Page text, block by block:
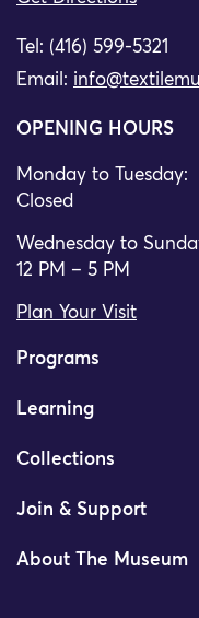
Tel: (416) 599-5321
Email:
OPENING HOURS
Monday to Tuesday:
Closed
Wednesday to
12 PM – 5 PM
Plan Your Visit
Programs
Learning
Collections
Join & Support
About The Museum